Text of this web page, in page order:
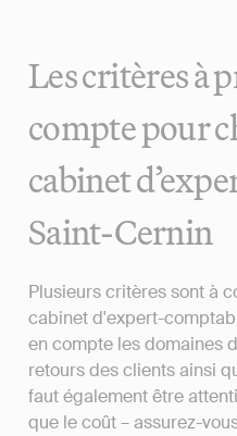
Les critères à
compte pour
cabinet
Saint-Cernin
Plusieurs critères sont à
cabinet d'expert-
en compte les domaines
retours des clients ainsi
faut également être
que le coût – assurez-